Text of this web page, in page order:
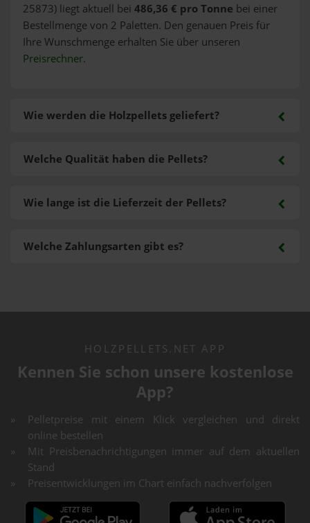
25873) liegt aktuell bei 486,36 € pro Tonne bei einer
Bestellmenge von 2 Paletten. Den genauen Preis für
Ihre Wunschmenge erhalten Sie über unseren
Preisrechner.
Wie werden die Holzpellets geliefert?
Welche Zahlungsarten gibt es?
Welche Qualität haben die Pellets?
Wie lange ist die Lieferzeit der Pellets?
HOLZPELLETS.NET APP
Kennen Sie schon unsere kostenlose
App?
Pelletpreise mit einem Klick vergleichen und direkt
online bestellen
Mit Preisbenachrichtigungen immer auf dem aktuellen
Stand
Preisentwicklungen im Chart einfach nachverfolgen